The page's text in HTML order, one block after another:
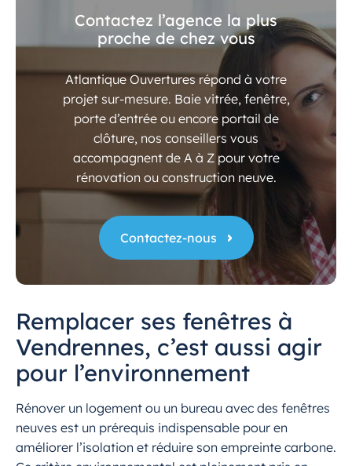
Contactez l’agence la plus
proche de chez vous
Atlantique Ouvertures répond à votre
projet sur-mesure. Baie vitrée, fenêtre,
porte d’entrée ou encore portail de
clôture, nos conseillers vous
accompagnent de A à Z pour votre
rénovation ou construction neuve.
Contactez-nous
Remplacer ses fenêtres à
Vendrennes, c’est aussi agir
pour l’environnement
Rénover un logement ou un bureau avec des fenêtres
neuves est un prérequis indispensable pour en
améliorer l’isolation et réduire son empreinte carbone.